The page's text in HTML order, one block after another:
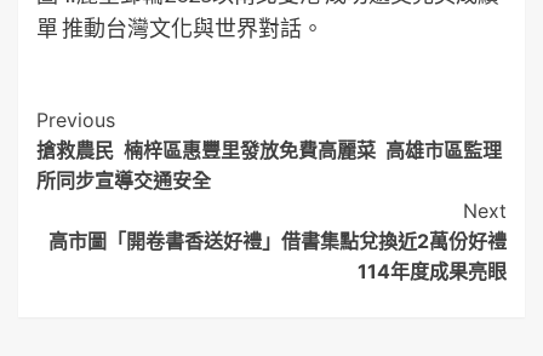
單 推動台灣文化與世界對話。
Post
Navigation
Previous
搶救農民 楠梓區惠豐里發放免費高麗菜 高雄市區監理
所同步宣導交通安全
Next
高市圖「開卷書香送好禮」借書集點兌換近2萬份好禮
114年度成果亮眼